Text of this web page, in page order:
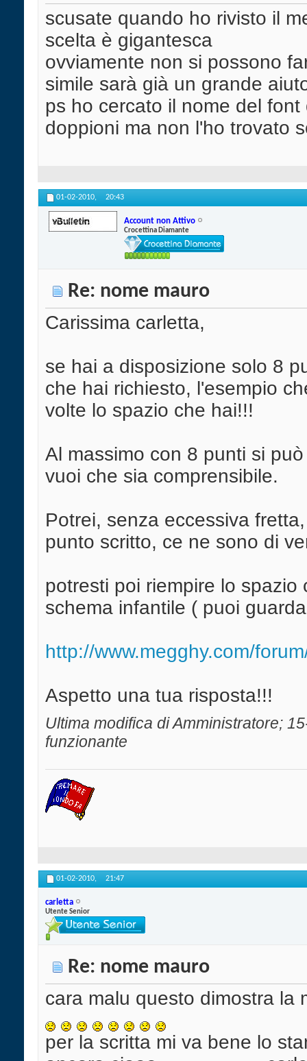
scusate quando ho rivisto il
scelta è gigantesca
ovviamente non si possono
simile sarà già un grande
ps ho cercato il nome del
doppioni ma non l'ho trovato
01-02-2010, 20:43
Account non Attivo
Crocettina Diamante
Re: nome mauro
Carissima carletta,
se hai a disposizione solo 8
che hai richiesto, l'esempio
volte lo spazio che hai!!!
Al massimo con 8 punti si
vuoi che sia comprensibile.
Potrei, senza eccessiva
punto scritto, ce ne sono di
potresti poi riempire lo
schema infantile ( puoi
http://www.megghy.com/
Aspetto una tua risposta!!!
Ultima modifica di Amministratore;
funzionante
01-02-2010, 21:47
carletta
Utente Senior
Re: nome mauro
cara malu questo dimostra
per la scritta mi va bene lo